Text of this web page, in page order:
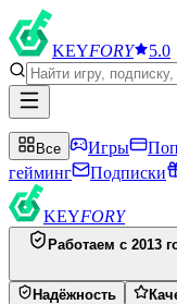
KEYFORY 5.0
Все Игры
гейминг
Подписки
KEYFORY
Работаем с 2013
Надёжность